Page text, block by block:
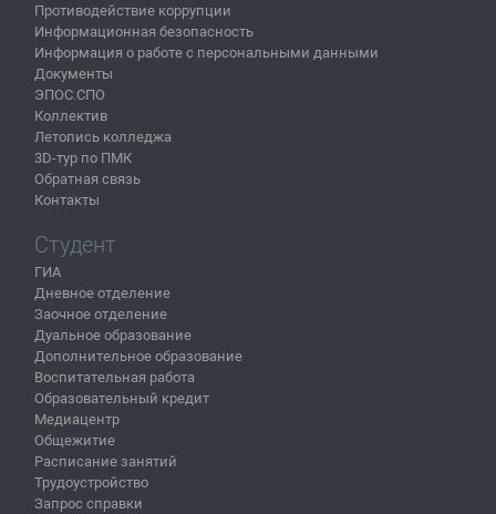
Противодействие коррупции
Информационная безопасность
Информация о работе с персональными данными
Документы
ЭПОС.СПО
Коллектив
Летопись колледжа
3D-тур по ПМК
Обратная связь
Контакты
Студент
ГИА
Дневное отделение
Заочное отделение
Дуальное образование
Дополнительное образование
Воспитательная работа
Образовательный кредит
Медиацентр
Общежитие
Расписание занятий
Трудоустройство
Запрос справки